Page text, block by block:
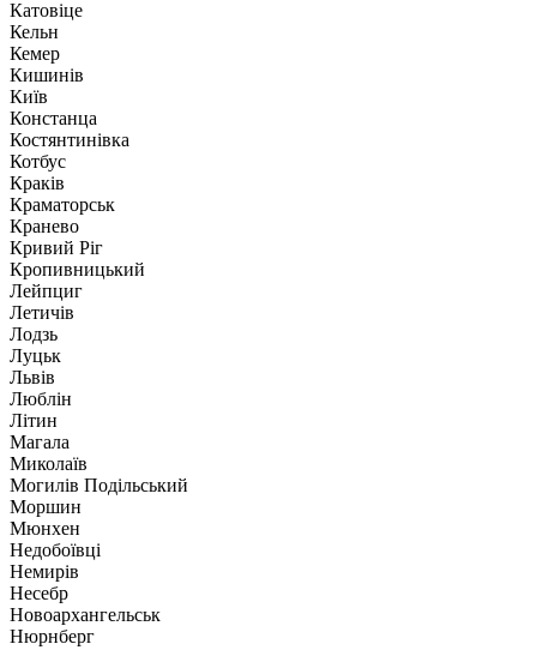
Катовіце
Кельн
Кемер
Кишинів
Київ
Констанца
Костянтинівка
Котбус
Краків
Краматорськ
Кранево
Кривий Ріг
Кропивницький
Лейпциг
Летичів
Лодзь
Луцьк
Львів
Люблін
Літин
Магала
Миколаїв
Могилів Подільський
Моршин
Мюнхен
Недобоївці
Немирів
Несебр
Новоархангельськ
Нюрнберг